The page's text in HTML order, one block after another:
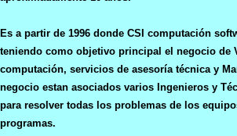
Es a partir de 1996 donde CSI computación
teniendo como objetivo principal el negocio de
computación, servicios de asesoría técnica y
negocio estan asociados varios Ingenieros y
para resolver todas los problemas de los
programas.